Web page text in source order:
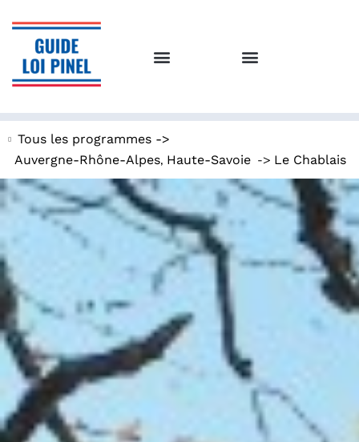
Tous les programmes ->
Auvergne-Rhône-Alpes, Haute-Savoie -> Le Chablais